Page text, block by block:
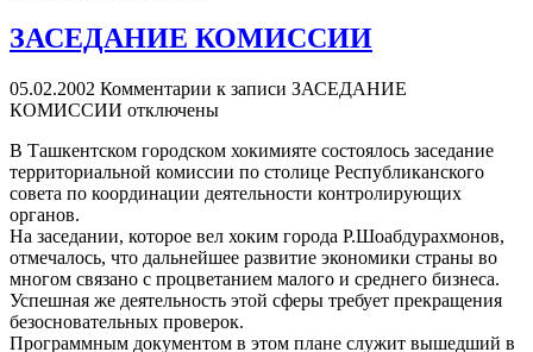
ЗАСЕДАНИЕ КОМИССИИ
05.02.2002 Комментарии к записи ЗАСЕДАНИЕ
КОМИССИИ отключены
В Ташкентском городском хокимияте состоялось заседание
территориальной комиссии по столице Республиканского
совета по координации деятельности контролирующих
органов.
На заседании, которое вел хоким города Р.Шоабдурахмонов,
отмечалось, что дальнейшее развитие экономики страны во
многом связано с процветанием малого и среднего бизнеса.
Успешная же деятельность этой сферы требует прекращения
безосновательных проверок.
Программным документом в этом плане служит вышедший в